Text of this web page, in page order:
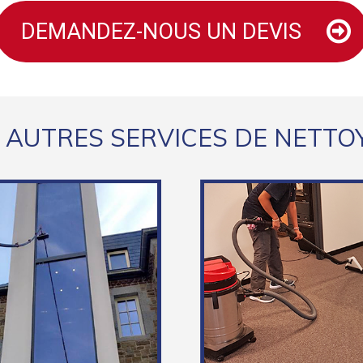
DEMANDEZ-NOUS UN DEVIS
SERVICES DE